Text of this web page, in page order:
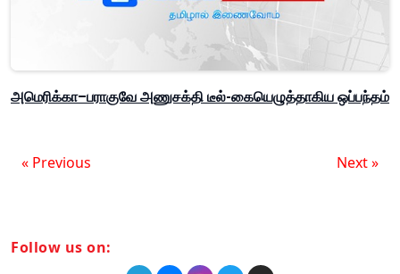
அமெரிக்கா–பராகுவே அணுசக்தி டீல்-கையெழுத்தாகிய ஒப்பந்தம்
« Previous Next »
Follow us on: